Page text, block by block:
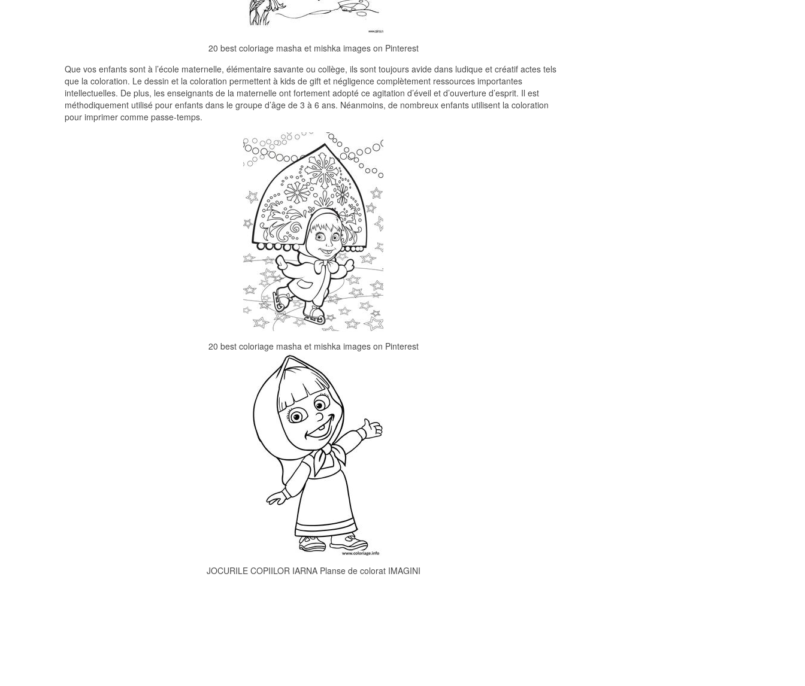
20 best coloriage masha et mishka images on Pinterest
Que vos enfants sont à l’école maternelle, élémentaire savante ou collège, ils sont toujours avide dans ludique et créatif actes tels
que la coloration. Le dessin et la coloration permettent à kids de gift et négligence complètement ressources importantes
intellectuelles. De plus, les enseignants de la maternelle ont fortement adopté ce agitation d’éveil et d’ouverture d’esprit. Il est
méthodiquement utilisé pour enfants dans le groupe d’âge de 3 à 6 ans. Néanmoins, de nombreux enfants utilisent la coloration
pour imprimer comme passe-temps.
20 best coloriage masha et mishka images on Pinterest
JOCURILE COPIILOR IARNA Planse de colorat IMAGINI